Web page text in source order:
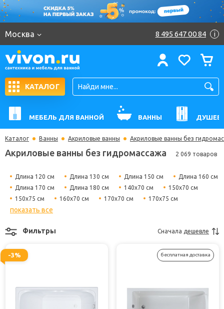
Москва 8 495 647 00 84 i
КАТАЛОГ
МЕБЕЛЬ ДЛЯ ВАННОЙ ВАННЫ
Каталог Ванны Акриловые ванны Акриловые ванны без
Акриловые ванны без гидромассажа 2 069 товаров
Длина 120 см Длина 130 см Длина 150 см
Длина 160 см
Длина 170 см
Длина 180 см 140х70 см
150х70 см
150х75 см
160х70 см 170х70 см
170х75 см
180х80 см
показать все
Фильтры Сначала дешевле
-3% бесплатная доставка